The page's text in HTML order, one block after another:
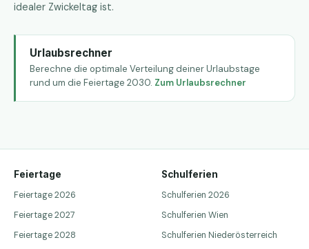
idealer Zwickeltag ist.
Urlaubsrechner
Berechne die optimale Verteilung deiner Urlaubstage
rund um die Feiertage 2030. Zum Urlaubsrechner
Feiertage
Feiertage 2026
Feiertage 2027
Feiertage 2028
Schulferien
Schulferien 2026
Schulferien Wien
Schulferien Niederösterreich